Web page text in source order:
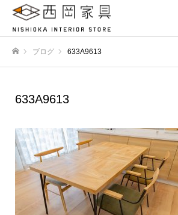
ブログ 633A9613
633A9613